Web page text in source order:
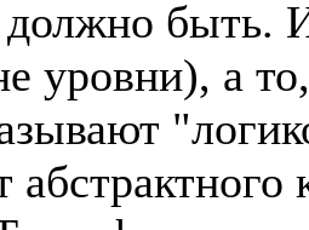
быть.
уровни), а